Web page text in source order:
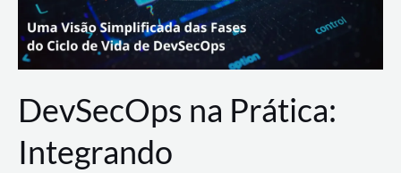
DevSecOps na Prática:
Integrando